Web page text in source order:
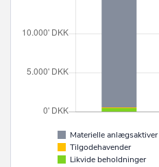
Materielle anlægsaktiver
Tilgodehavender
Likvide beholdninger